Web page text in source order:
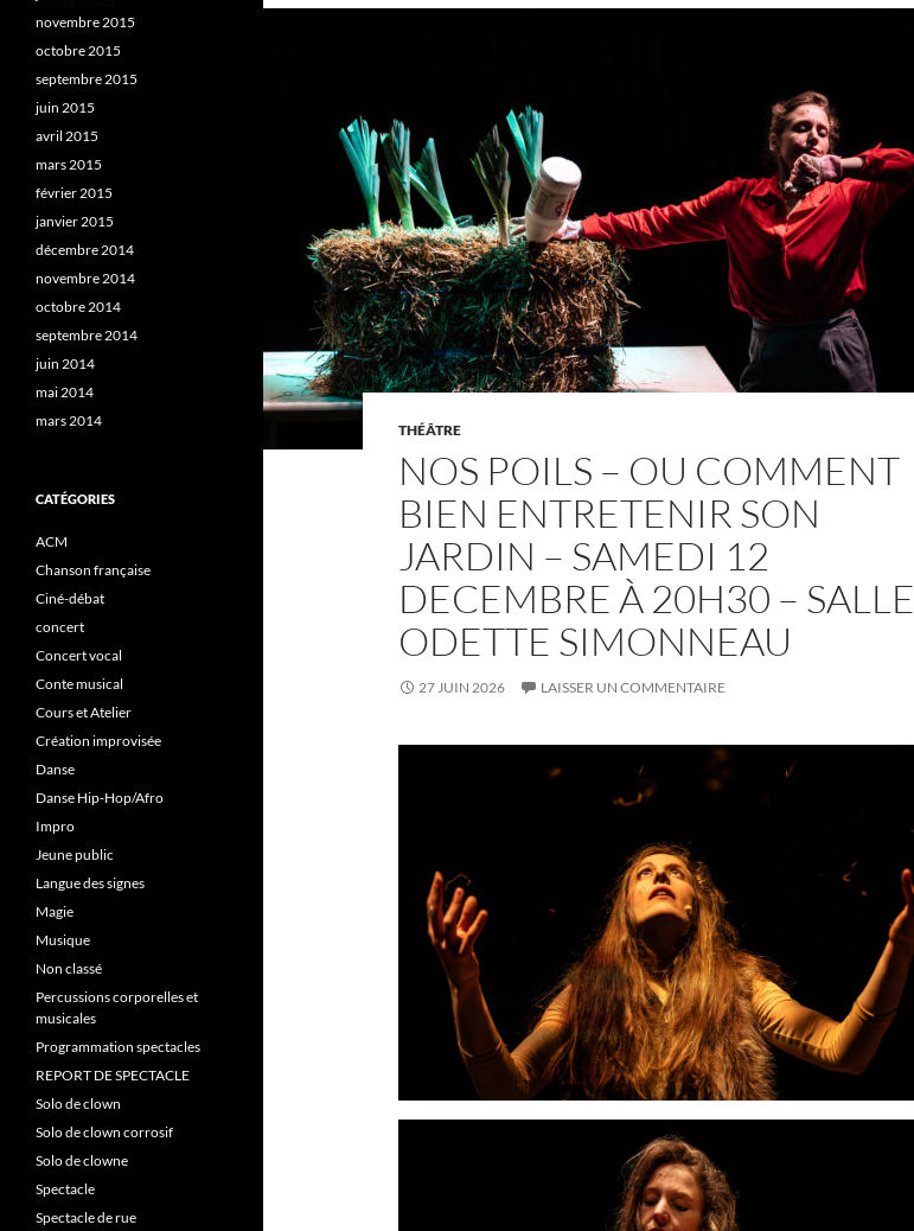
THÉÂTRE
NOS POILS – OU COMMENT
BIEN ENTRETENIR SON
JARDIN – SAMEDI 12
DECEMBRE À 20H30 – SALLE
ODETTE SIMONNEAU
27 JUIN 2026 LAISSER UN COMMENTAIRE
novembre 2015
octobre 2015
septembre 2015
juin 2015
avril 2015
mars 2015
février 2015
janvier 2015
décembre 2014
novembre 2014
octobre 2014
septembre 2014
juin 2014
mai 2014
mars 2014
CATÉGORIES
ACM
Chanson française
Ciné-débat
concert
Concert vocal
Conte musical
Cours et Atelier
Création improvisée
Danse
Danse Hip-Hop/Afro
Impro
Jeune public
Langue des signes
Magie
Musique
Non classé
Percussions corporelles et
musicales
Programmation spectacles
REPORT DE SPECTACLE
Solo de clown
Solo de clown corrosif
Solo de clowne
Spectacle
Spectacle de rue